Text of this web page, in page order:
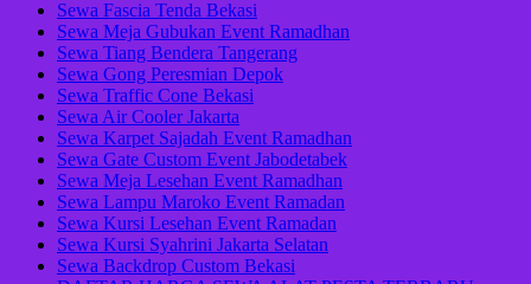
Sewa Fascia Tenda Bekasi
Sewa Meja Gubukan Event Ramadhan
Sewa Tiang Bendera Tangerang
Sewa Gong Peresmian Depok
Sewa Traffic Cone Bekasi
Sewa Air Cooler Jakarta
Sewa Karpet Sajadah Event Ramadhan
Sewa Gate Custom Event Jabodetabek
Sewa Meja Lesehan Event Ramadhan
Sewa Lampu Maroko Event Ramadan
Sewa Kursi Lesehan Event Ramadan
Sewa Kursi Syahrini Jakarta Selatan
Sewa Backdrop Custom Bekasi